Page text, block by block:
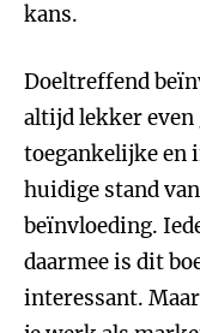
kans.
Doeltreffend
altijd lekker even
toegankelijke en
huidige stand
beïnvloeding.
daarmee is dit
interessant.